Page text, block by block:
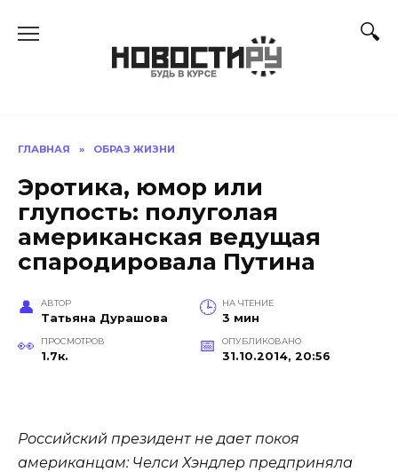
ГЛАВНАЯ » ОБРАЗ ЖИЗНИ
Эротика, юмор или
глупость: полуголая
американская ведущая
спародировала Путина
АВТОР
Татьяна Дурашова
НА ЧТЕНИЕ
3 мин
ПРОСМОТРОВ
1.7к.
ОПУБЛИКОВАНО
31.10.2014, 20:56
Российский президент не дает покоя
американцам: Челси Хэндлер предприняла